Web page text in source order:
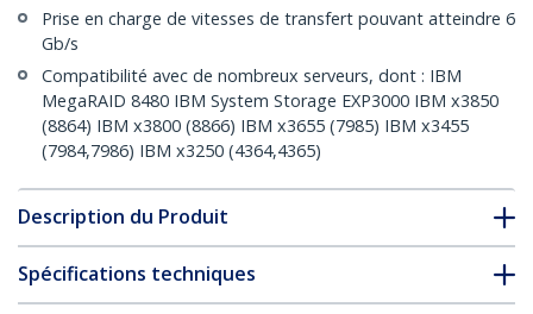
Prise en charge de vitesses de transfert pouvant atteindre 6
Gb/s
Compatibilité avec de nombreux serveurs, dont : IBM
MegaRAID 8480 IBM System Storage EXP3000 IBM x3850
(8864) IBM x3800 (8866) IBM x3655 (7985) IBM x3455
(7984,7986) IBM x3250 (4364,4365)
Description du Produit
Spécifications techniques